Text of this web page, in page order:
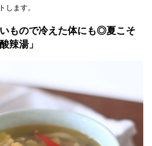
します。
もので冷えた体にも◎夏こそ
辣湯」